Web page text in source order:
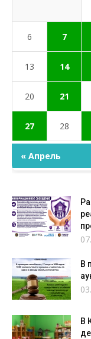
6 7
13 14
20 21
27 28
« Апрель
В
В